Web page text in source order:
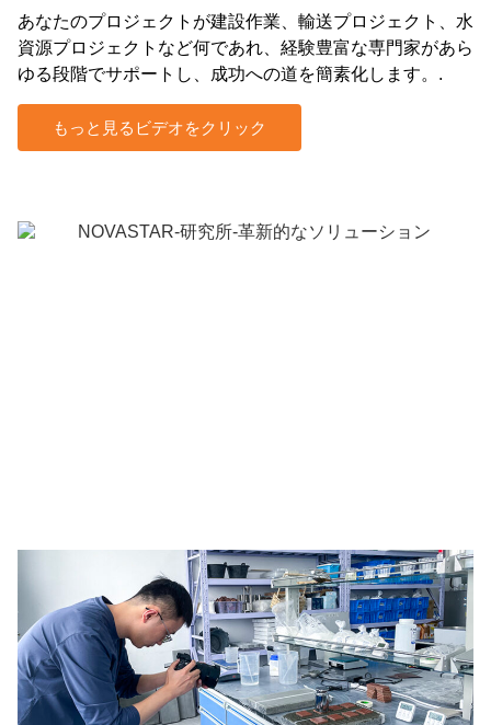
あなたのプロジェクトが建設作業、輸送プロジェクト、水
資源プロジェクトなど何であれ、経験豊富な専門家があら
ゆる段階でサポートし、成功への道を簡素化します。.
もっと見るビデオをクリック